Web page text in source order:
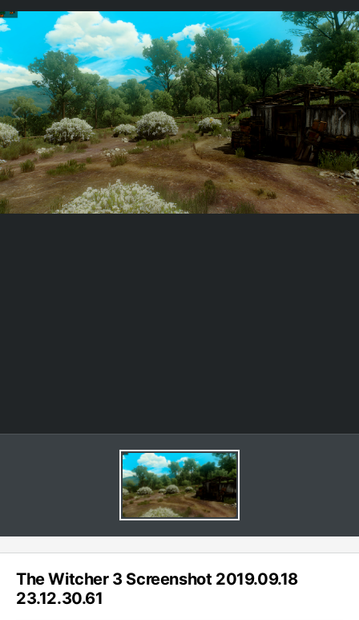
The Witcher 3 Screenshot 2019.09.18
23.12.30.61